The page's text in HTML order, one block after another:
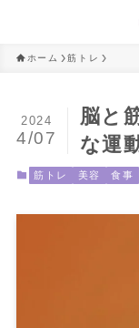
ホーム 筋トレ
脳と
な運
2024
4/07
筋トレ 美容 食事